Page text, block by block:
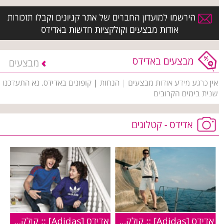
הירשמו למועדון החברים של אתר קניונים וקבלו תזכורות
אודות מבצעים וקולקציות חדשות באדידס
מבצעים באדידס מבצעים
אין כרגע מידע אודות מבצעים | הנחות | קופונים באדידס. נא התעדכנו
שנית בימים הקרובים
אדידס - קטלוגים
אדידס [Adidas] :: קולקציית הספורט לגברים:: חורף 2010 אדידס [Adidas] :: קולקציית Originals :: סתיו חורף 2009/2010